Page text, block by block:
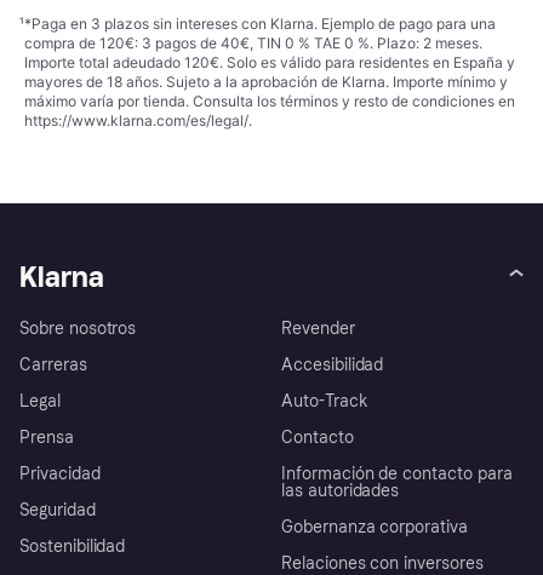
¹*Paga en 3 plazos sin intereses con Klarna. Ejemplo de pago para una
compra de 120€: 3 pagos de 40€, TIN 0 % TAE 0 %. Plazo: 2 meses.
Importe total adeudado 120€. Solo es válido para residentes en España y
mayores de 18 años. Sujeto a la aprobación de Klarna. Importe mínimo y
máximo varía por tienda. Consulta los términos y resto de condiciones en
https://www.klarna.com/es/legal/.
Klarna
Sobre nosotros
Carreras
Legal
Prensa
Privacidad
Seguridad
Sostenibilidad
Revender
Accesibilidad
Auto-Track
Contacto
Información de contacto para
las autoridades
Gobernanza corporativa
Relaciones con inversores